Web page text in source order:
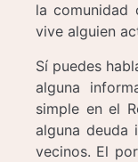
la comunidad
vive alguien
Sí puedes
alguna
simple en el
alguna deuda
vecinos. El